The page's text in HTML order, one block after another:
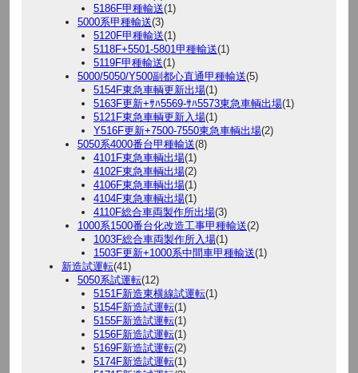
5186F甲種輸送(1)
5000系甲種輸送(3)
5120F甲種輸送(1)
5118F+5501-5801甲種輸送(1)
5119F甲種輸送(1)
5000/5050/Y500副都心直通甲種輸送(5)
5154F東急車輌更新出場(1)
5163F更新+ｻﾊ5569-ｻﾊ5573東急車輌出場(1)
5121F東急車輌更新入場(1)
Y516F更新+7500-7550東急車輌出場(2)
5050系4000番台甲種輸送(8)
4101F東急車輌出場(1)
4102F東急車輌出場(2)
4106F東急車輌出場(1)
4104F東急車輌出場(1)
4110F総合車両製作所出場(3)
1000系1500番台化改造工事甲種輸送(2)
1003F総合車両製作所入場(1)
1503F更新+1000系中間車甲種輸送(1)
新造試運転(41)
5050系試運転(12)
5151F新造東横線試運転(1)
5154F新造試運転(1)
5155F新造試運転(1)
5156F新造試運転(1)
5169F新造試運転(2)
5174F新造試運転(1)